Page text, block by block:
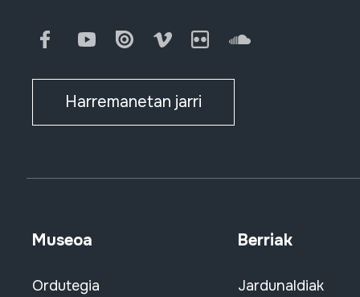
FacebookYoutubeIssuu Vimeo FlickrSoundCloud
Harremanetan jarri
Museoa
Ordutegia
Berriak
Jardunaldiak